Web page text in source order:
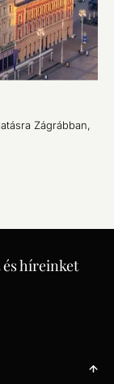
Zágrábban,
híreinket